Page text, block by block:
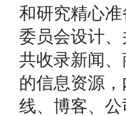
和研究精心
委员会设计
共收录新闻
的信息资源
线、博客、